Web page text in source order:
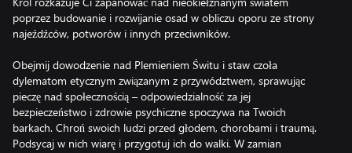
poprzez budowanie i rozwijanie osad w obliczu oporu ze strony
najeźdźców, potworów i innych przeciwników.
Obejmij dowodzenie nad Plemieniem Świtu i staw czoła
dylematom etycznym związanym z przywództwem, sprawując
pieczę nad społecznością – odpowiedzialność za jej
bezpieczeństwo i zdrowie psychiczne spoczywa na Twoich
barkach. Chroń swoich ludzi przed głodem, chorobami i traumą.
Podsycaj w nich wiarę i przygotuj ich do walki. W zamian